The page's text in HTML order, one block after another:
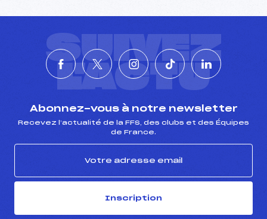
SUIVEZ
L'ACTU
Abonnez-vous à notre newsletter
Recevez l’actualité de la FFS, des clubs et des Équipes
de France.
Inscription